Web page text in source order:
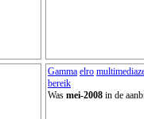
Gamma elro
bereik
Was mei-2008 in de